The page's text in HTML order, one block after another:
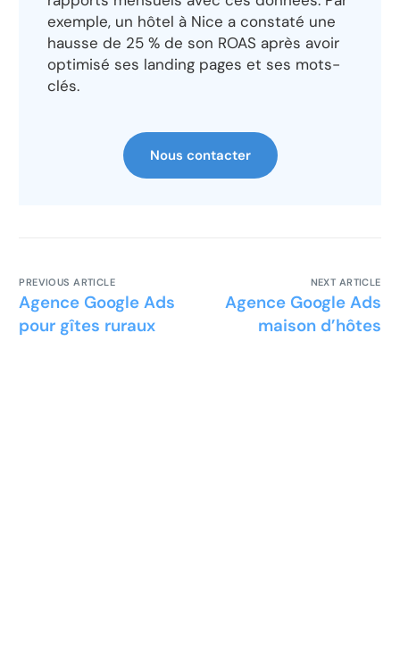
exemple, un hôtel à Nice a constaté une
hausse de 25 % de son ROAS après avoir
optimisé ses landing pages et ses mots-
clés.
Nous contacter
PREVIOUS ARTICLE
Agence Google Ads
pour gîtes ruraux
NEXT ARTICLE
Agence Google Ads
maison d’hôtes